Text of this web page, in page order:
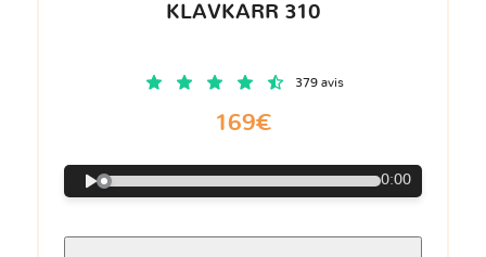
KLAVKARR 310
379 avis
169€
0:00